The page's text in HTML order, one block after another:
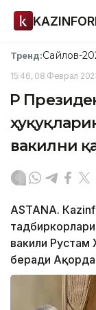
Тренд:Сайлов-
15:46, 08 Феврал
ҚР
вакилни
ASTANА.
тадбиркорлари
вакили Рустам
беради